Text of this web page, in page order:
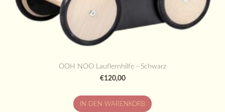
OOH NOO Lauflernhilfe - Schwarz
€120,00
IN DEN WARENKORB